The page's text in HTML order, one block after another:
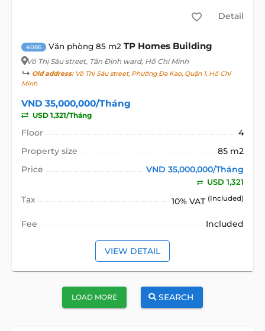
Detail
4086 Văn phòng 85 m2 TP Homes Building
Võ Thị Sáu street, Tân Định ward, Hồ Chí Minh
Old address:Võ Thị Sáu street, Phường Đa Kao, Quận 1, Hồ Chí
Minh
VND 35,000,000/Tháng
USD 1,321/Tháng
Floor
4
Property size
85 m2
Price
VND 35,000,000/Tháng
USD 1,321
Tax 10% VAT (Included)
Fee Included
VIEW DETAIL
LOAD MORE SEARCH